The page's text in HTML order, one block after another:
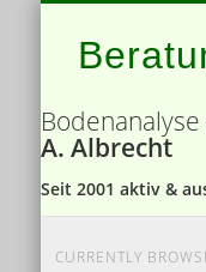
A. Albrecht
Seit 2001 aktiv &
CURRENTLY